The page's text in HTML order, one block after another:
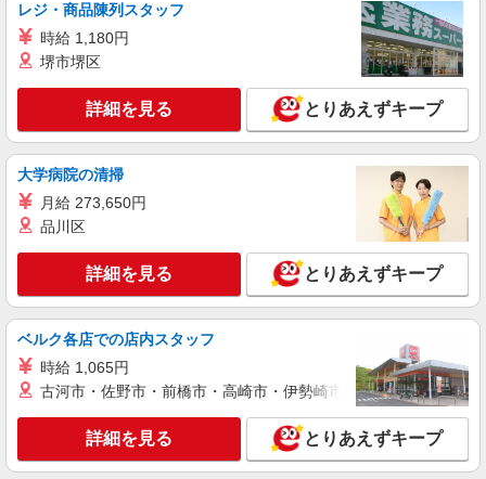
キープ 詳細を見る
派遣社員
株式会社テクノ・サービス/お仕事No/0883643
検査・仕上げ作業など
時給1250円交通費全額支給
大阪府豊中市 ＊バイク通勤OK
詳細を見る
株式会社テクノ・サービス/お仕事No/0892021
金属粉末の生産業務
時給1275円交通費全額支給
大阪府豊中市 ＊バイク通勤OK
キープ 詳細を見る
派遣社員
レジ・商品陳列スタッフ
時給 1,180円
堺市堺区
詳細を見る とりあえずキープ
大学病院の清掃
月給 273,650円
品川区
詳細を見る とりあえずキープ
ベルク各店での店内スタッフ
時給 1,065円
古河市・佐野市・前橋市・高崎市・伊勢崎市・太田市・館林市
詳細を見る とりあえずキープ